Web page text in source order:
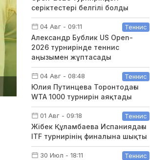
серіктестері белгілі болды
04 Авг - 09:11 Теннис
Александр Бублик US Open-
2026 турнирінде теннис
аңызымен жұптасады
04 Авг - 08:48 Теннис
Юлия Путинцева Торонтодағы
WTA 1000 турнирін аяқтады
01 Авг - 09:18 Теннис
Жібек Құламбаева Испаниядағы
ITF турнирінің финалына шықты
30 Июл - 18:11 Теннис